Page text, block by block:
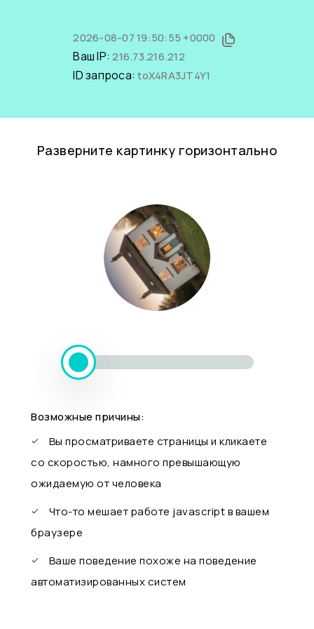
2026-08-07 19:50:55 +0000
Ваш IP:216.73.216.212
ID запроса:toX4RA3JT4Y1
Разверните картинку горизонтально
Возможные причины:
Вы просматриваете страницы и кликаете
со скоростью, намного превышающую
ожидаемую от человека
Что-то мешает работе javascript в вашем
браузере
Ваше поведение похоже на поведение
автоматизированных систем